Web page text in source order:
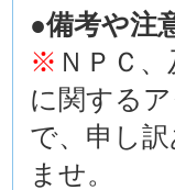
●備考や注
※ ＮＰＣ
に関する
で、申し
ませ。